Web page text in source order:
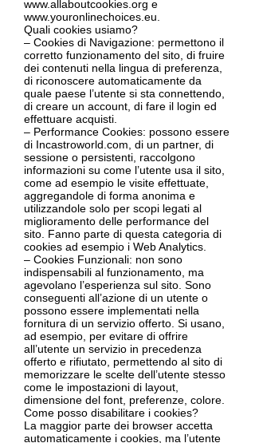
www.allaboutcookies.org e
www.youronlinechoices.eu.
Quali cookies usiamo?
– Cookies di Navigazione: permettono il
corretto funzionamento del sito, di fruire
dei contenuti nella lingua di preferenza,
di riconoscere automaticamente da
quale paese l’utente si sta connettendo,
di creare un account, di fare il login ed
effettuare acquisti.
– Performance Cookies: possono essere
di Incastroworld.com, di un partner, di
sessione o persistenti, raccolgono
informazioni su come l’utente usa il sito,
come ad esempio le visite effettuate,
aggregandole di forma anonima e
utilizzandole solo per scopi legati al
miglioramento delle performance del
sito. Fanno parte di questa categoria di
cookies ad esempio i Web Analytics.
– Cookies Funzionali: non sono
indispensabili al funzionamento, ma
agevolano l’esperienza sul sito. Sono
conseguenti all’azione di un utente o
possono essere implementati nella
fornitura di un servizio offerto. Si usano,
ad esempio, per evitare di offrire
all’utente un servizio in precedenza
offerto e rifiutato, permettendo al sito di
memorizzare le scelte dell’utente stesso
come le impostazioni di layout,
dimensione del font, preferenze, colore.
Come posso disabilitare i cookies?
La maggior parte dei browser accetta
automaticamente i cookies, ma l’utente